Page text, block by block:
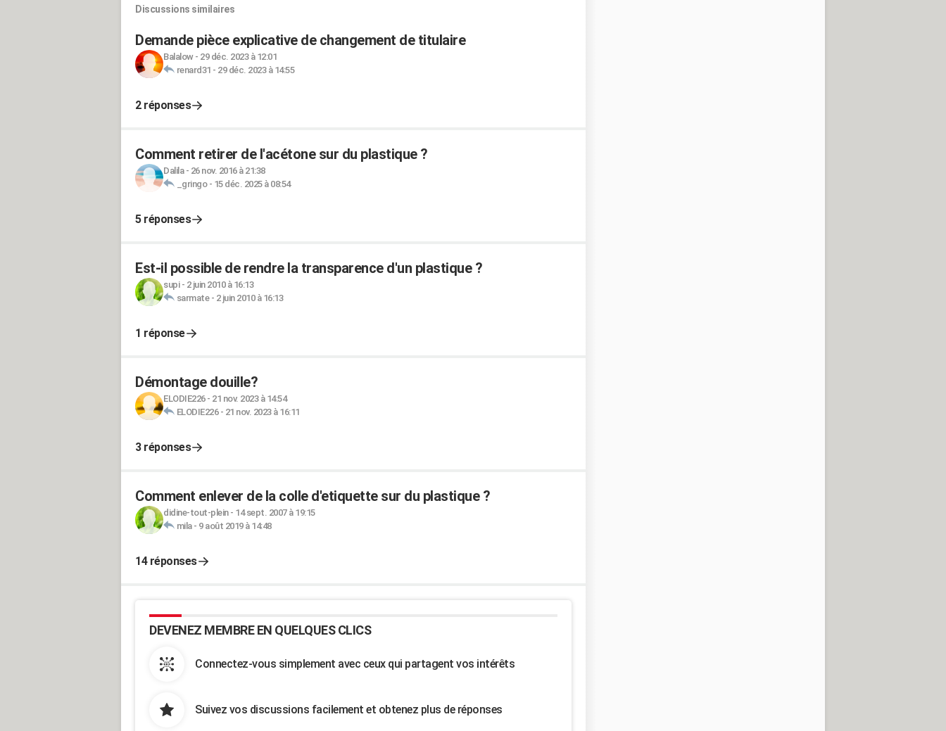
Discussions similaires
Demande pièce explicative de changement de titulaire
Balalow- 29 déc. 2023 à 12:01
renard31 - 29 déc. 2023 à 14:55
2 réponses
Comment retirer de l'acétone sur du plastique ?
Dalila- 26 nov. 2016 à 21:38
_gringo- 15 déc. 2025 à 08:54
5 réponses
Est-il possible de rendre la transparence d'un plastique ?
supi- 2 juin 2010 à 16:13
sarmate- 2 juin 2010 à 16:13
1 réponse
Démontage douille?
ELODIE226- 21 nov. 2023 à 14:54
ELODIE226- 21 nov. 2023 à 16:11
3 réponses
Comment enlever de la colle d'etiquette sur du plastique ?
didine-tout-plein- 14 sept. 2007 à 19:15
mila- 9 août 2019 à 14:48
14 réponses
DEVENEZ MEMBRE EN QUELQUES CLICS
Connectez-vous simplement avec ceux qui partagent vos intérêts
Suivez vos discussions facilement et obtenez plus de réponses